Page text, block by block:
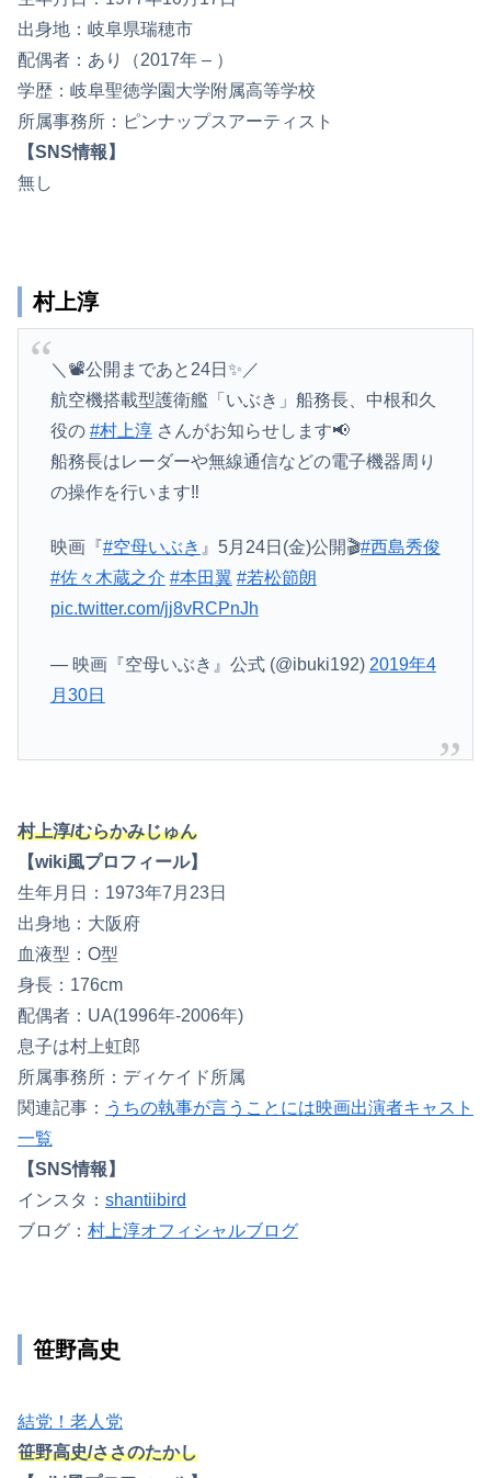
出身地：岐阜県瑞穂市
配偶者：あり（2017年 – ）
学歴：岐阜聖徳学園大学附属高等学校
所属事務所：ピンナップスアーティスト
【SNS情報】
無し
村上淳
＼📽️公開まであと24日✨／
航空機搭載型護衛艦「いぶき」船務長、中根和久
役の #村上淳さんがお知らせします📢
船務長はレーダーや無線通信などの電子機器周り
の操作を行います‼️
映画『#空母いぶき 』5月24日(金)公開🎬#西島秀俊
#佐々木蔵之介 #本田翼 #若松節朗
pic.twitter.com/jj8vRCPnJh
— 映画『空母いぶき』公式 (@ibuki192) 2019年4
月30日
村上淳/むらかみじゅん
【wiki風プロフィール】
生年月日：1973年7月23日
出身地：大阪府
血液型：O型
身長：176cm
配偶者：UA(1996年-2006年)
息子は村上虹郎
所属事務所：ディケイド所属
関連記事： うちの執事が言うことには映画出演者キャスト
一覧
【SNS情報】
インスタ： shantiibird
ブログ： 村上淳オフィシャルブログ
笹野高史
結党！老人党
笹野高史/ささのたかし